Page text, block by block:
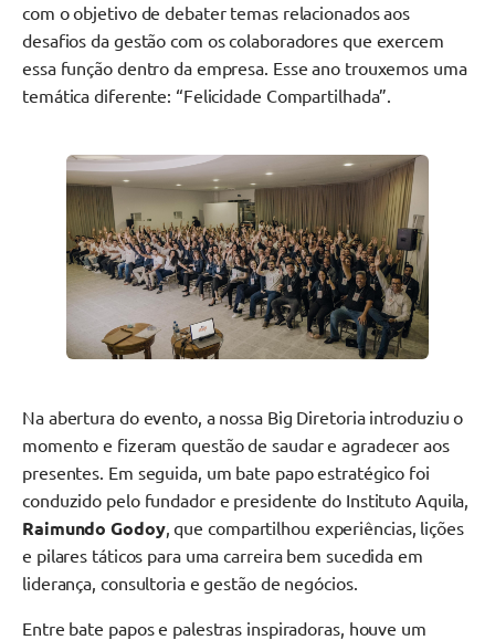
com o objetivo de debater temas relacionados aos
desafios da gestão com os colaboradores que exercem
essa função dentro da empresa. Esse ano trouxemos uma
temática diferente: “Felicidade Compartilhada”.
Na abertura do evento, a nossa Big Diretoria introduziu o
momento e fizeram questão de saudar e agradecer aos
presentes. Em seguida, um bate papo estratégico foi
conduzido pelo fundador e presidente do Instituto Aquila,
Raimundo Godoy, que compartilhou experiências, lições
e pilares táticos para uma carreira bem sucedida em
liderança, consultoria e gestão de negócios.
Entre bate papos e palestras inspiradoras, houve um